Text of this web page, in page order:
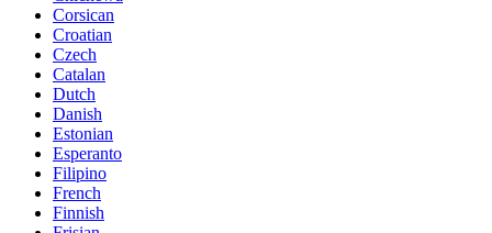
Corsican
Croatian
Czech
Catalan
Dutch
Danish
Estonian
Esperanto
Filipino
French
Finnish